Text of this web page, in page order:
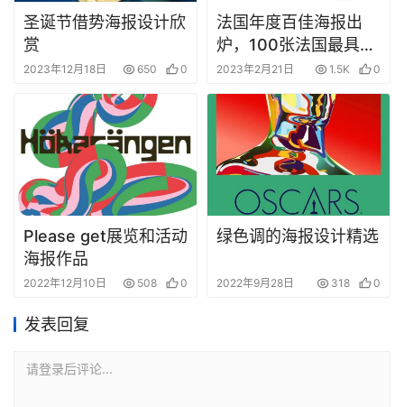
圣诞节借势海报设计欣
赏
2023年12月18日 650 0
法国年度百佳海报出
炉，100张法国最具冲
击力音乐海报！
2023年2月21日 1.5K 0
Please get展览和活动
海报作品
2022年12月10日 508 0
绿色调的海报设计精选
2022年9月28日 318 0
发表回复
请登录后评论...